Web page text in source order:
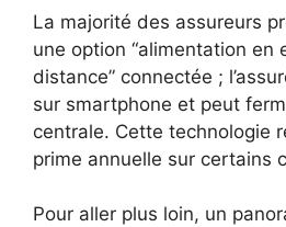
La majorité des assureurs
une option “alimentation en
distance” connectée ;
sur smartphone et peut
centrale. Cette technologie
prime annuelle sur certains
Pour aller plus loin, un